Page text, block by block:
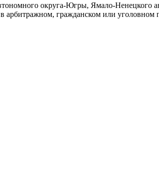
округа-Югры, Ямало-Ненецкого
арбитражном, гражданском или уголовном